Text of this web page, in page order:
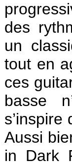
des
un
tout en
ces
basse
Aussi
in Dark